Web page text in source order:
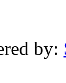
by: